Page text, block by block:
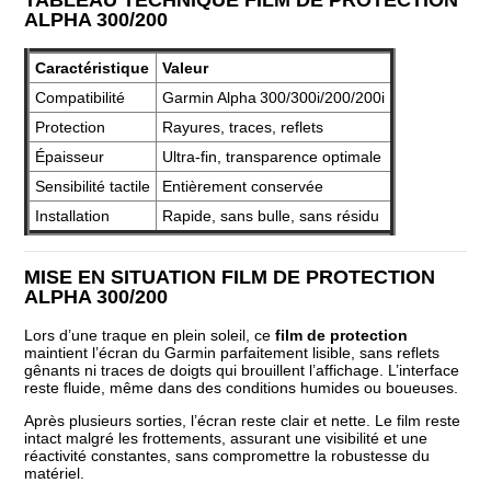
ALPHA 300/200
Caractéristique
Valeur
Compatibilité
Garmin Alpha 300/300i/200/200i
Protection
Rayures, traces, reflets
Épaisseur
Ultra-fin, transparence optimale
Sensibilité tactile
Entièrement conservée
Installation
Rapide, sans bulle, sans résidu
MISE EN SITUATION FILM DE PROTECTION
ALPHA 300/200
Lors d’une traque en plein soleil, cefilm de protection
maintient l’écran du Garmin parfaitement lisible, sans reflets
gênants ni traces de doigts qui brouillent l’affichage. L’interface
reste fluide, même dans des conditions humides ou boueuses.
Après plusieurs sorties, l’écran reste clair et nette. Le film reste
intact malgré les frottements, assurant une visibilité et une
réactivité constantes, sans compromettre la robustesse du
matériel.